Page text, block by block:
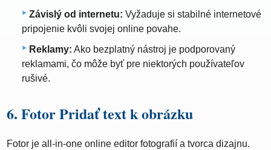
Závislý od internetu: Vyžaduje si stabilné internetové
pripojenie kvôli svojej online povahe.
Reklamy: Ako bezplatný nástroj je podporovaný
reklamami, čo môže byť pre niektorých používateľov
rušivé.
6. Fotor Pridať text k obrázku
Fotor je all-in-one online editor fotografií a tvorca dizajnu.